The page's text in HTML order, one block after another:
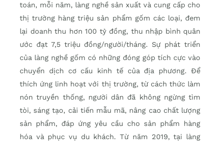
toán, mỗi năm, làng nghề sản xuất và cung cấp cho
thị trường hàng triệu sản phẩm gốm các loại, đem
lại doanh thu hơn 100 tỷ đồng, thu nhập bình quân
ước đạt 7,5 triệu đồng/người/tháng. Sự phát triển
của làng nghề gốm có những đóng góp tích cực vào
chuyển dịch cơ cấu kinh tế của địa phương. Để
thích ứng linh hoạt với thị trường, từ cách thức làm
nón truyền thống, người dân đã không ngừng tìm
tòi, sáng tạo, cải tiến mẫu mã, nâng cao chất lượng
sản phẩm, đáp ứng yêu cầu cho sản phẩm hàng
hóa và phục vụ du khách. Từ năm 2019, tại làng